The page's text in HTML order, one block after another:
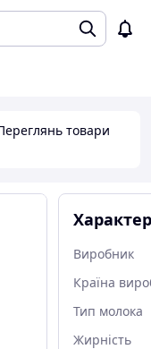
товари
Виробник
Країна
Тип молока
Жирність